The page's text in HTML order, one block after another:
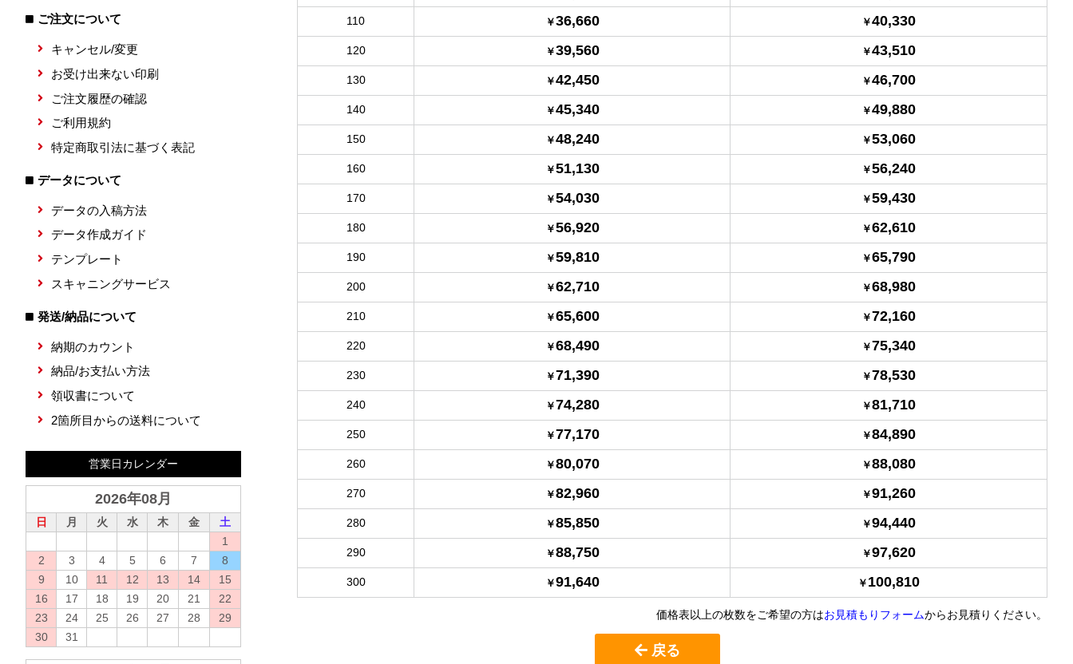
ご注文について
キャンセル/変更
お受け出来ない印刷
ご注文履歴の確認
ご利用規約
特定商取引法に基づく表記
データについて
データの入稿方法
データ作成ガイド
テンプレート
スキャニングサービス
発送/納品について
納期のカウント
納品/お支払い方法
領収書について
2箇所目からの送料について
営業日カレンダー
2026年08月
日 月 火 水 木 金
土
1
2
3 4 5 6 7
8
9
10 11 12 13 14
15
16
17 18 19 20 21
22
23
24 25 26 27 28
29
30
31
110 36,660 40,330
120 39,560 43,510
130 42,450 46,700
140 45,340 49,880
150 48,240 53,060
160 51,130 56,240
170 54,030 59,430
180 56,920 62,610
190 59,810 65,790
200 62,710 68,980
210 65,600 72,160
220 68,490 75,340
230 71,390 78,530
240 74,280 81,710
250 77,170 84,890
260 80,070 88,080
270 82,960 91,260
280 85,850 94,440
290 88,750 97,620
300 91,640 100,810
価格表以上の枚数をご希望の方はお見積もりフォームからお見積りください。
戻る